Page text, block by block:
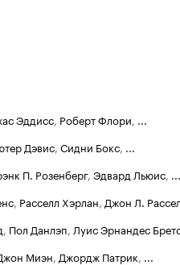
Эддисс, Роберт Флори, ...
Дэвис, Сидни Бокс, ...
П. Розенберг, Эдвард Льюис, ...
, Расселл Хэрлан, Джон Л.
, Пол Данлэп, Луис Эрнандес
Миэн, Джордж Патрик, ...